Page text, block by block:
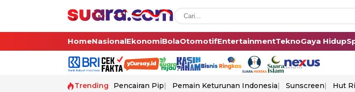
HomeNasionalEkonomiBolaOtomotifEntertainmentTeknoGaya Hidup
Trending Pencairan Pip Pemain Keturunan Indonesia Sunscreen Hut Ri